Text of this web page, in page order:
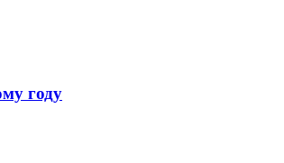
году